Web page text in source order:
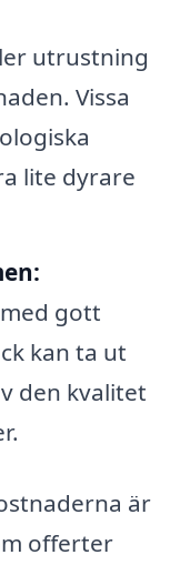
utrustning
Vissa
lite dyrare
gott
kan ta ut
den kvalitet
är
offerter